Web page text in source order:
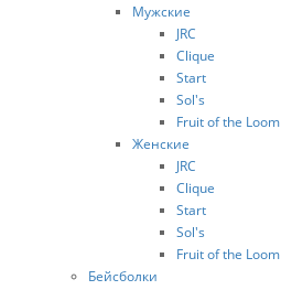
Мужские
JRC
Clique
Start
Sol's
Fruit of the Loom
Женские
JRC
Clique
Start
Sol's
Fruit of the Loom
Бейсболки